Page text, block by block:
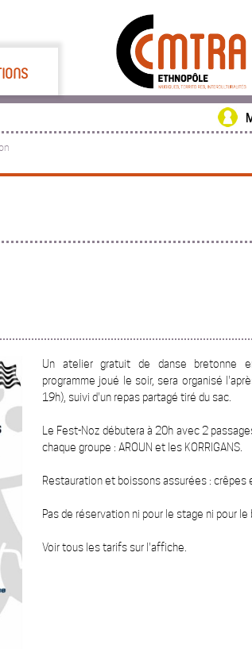
Un atelier gratuit de danse bretonne
programme joué le soir, sera organisé
19h), suivi d'un repas partagé tiré du sac.
Le Fest-Noz débutera à 20h avec 2
chaque groupe : AROUN et les KORRIGANS.
Restauration et boissons assurées : crêpes
Pas de réservation ni pour le stage ni pour le
Voir tous les tarifs sur l'affiche.